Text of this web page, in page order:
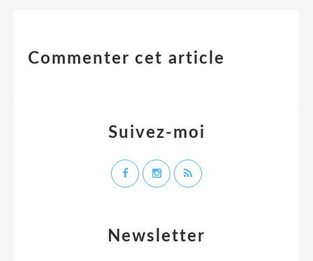
Commenter cet article
Newsletter
Suivez-moi